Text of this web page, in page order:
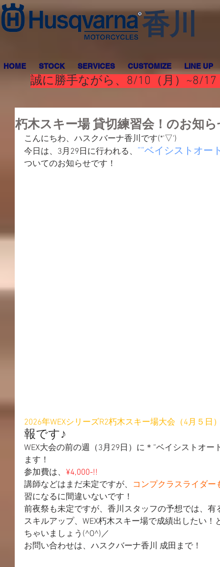
香川
HOME STOCK SERVICES CUSTOMIZE LINE UP
誠に勝手ながら、8/10（月）~8/
朽木スキー場 貸切練習会！のお知
こんにちわ、ハスクバーナ香川です(*'▽')
今日は、3月29日に行われる、 ””ベイシストオー
ついてのお知らせです！
2026年WEXシリーズR2朽木スキー場大会（4月５日
報です♪
WEX大会の前の週（3月29日）に＊”ベイシストオ
ます！
参加費は、 ¥4,000-!!
講師などはまだ未定ですが、 コンプクラスライダー
習になるに間違いないです！
前夜祭も未定ですが、香川スタッフの予想では、有
スキルアップ、WEX朽木スキー場で成績出したい
ちゃいましょう(^O^)／
お問い合わせは、ハスクバーナ香川 成田まで！